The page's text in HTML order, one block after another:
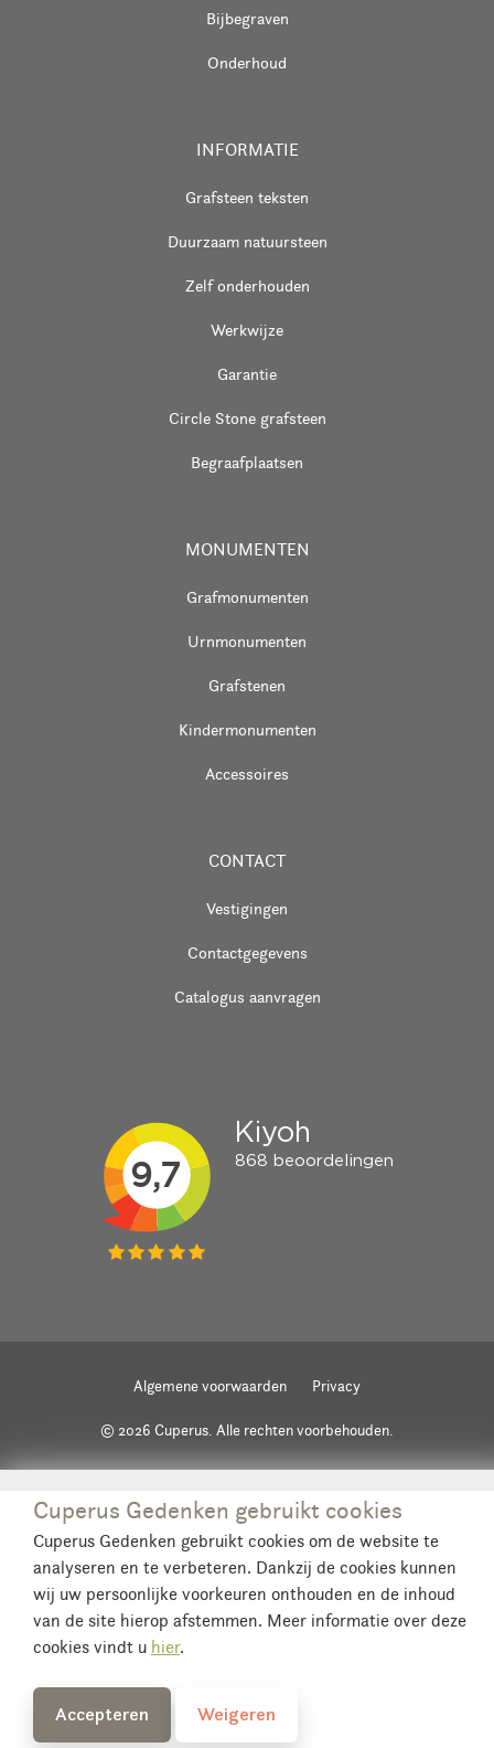
Bijbegraven
Onderhoud
INFORMATIE
Grafsteen teksten
Duurzaam natuursteen
Zelf onderhouden
Werkwijze
Garantie
Circle Stone grafsteen
Begraafplaatsen
MONUMENTEN
Grafmonumenten
Urnmonumenten
Grafstenen
Kindermonumenten
Accessoires
CONTACT
Vestigingen
Contactgegevens
Catalogus aanvragen
Algemene voorwaarden Privacy
© 2026 Cuperus. Alle rechten voorbehouden.
Cuperus Gedenken gebruikt cookies
Cuperus Gedenken gebruikt cookies om de website te
analyseren en te verbeteren. Dankzij de cookies kunnen
wij uw persoonlijke voorkeuren onthouden en de inhoud
van de site hierop afstemmen. Meer informatie over deze
cookies vindt u hier.
Accepteren Weigeren